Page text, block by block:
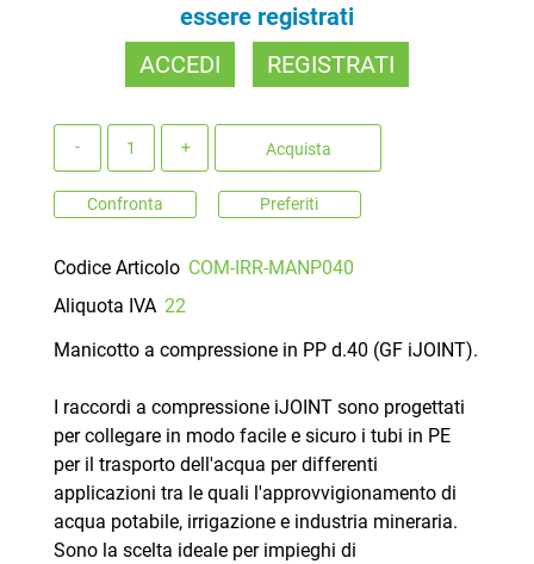
essere registrati
ACCEDI
REGISTRATI
Acquista
Confronta Preferiti
Codice Articolo COM-IRR-MANP040
Aliquota IVA 22
Manicotto a compressione in PP d.40 (GF iJOINT).
I raccordi a compressione iJOINT sono progettati
per collegare in modo facile e sicuro i tubi in PE
per il trasporto dell'acqua per differenti
applicazioni tra le quali l'approvvigionamento di
acqua potabile, irrigazione e industria mineraria.
Sono la scelta ideale per impieghi di